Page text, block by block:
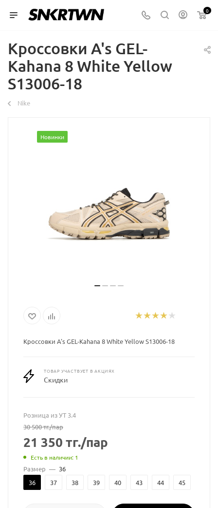
0
Кроссовки A's GEL-
Kahana 8 White Yellow
S13006-18
Nike
Новинки
Кроссовки A's GEL-Kahana 8 White Yellow S13006-18
ТОВАР УЧАСТВУЕТ В АКЦИЯХ
Скидки
Розница из УТ 3.4
30 500тг./пар
21 350 тг./пар
Есть в наличии: 1
Размер — 36
36
37 38 39 40 43 44 45